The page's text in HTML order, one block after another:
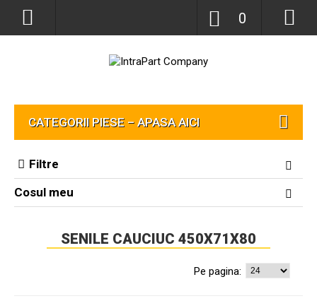
0
CATEGORII PIESE – APASA AICI
Filtre
Cosul meu
SENILE CAUCIUC 450X71X80
Pe pagina: